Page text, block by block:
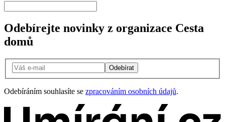
Odebírejte novinky z organizace Cesta
domů
Odebírat
Odebíráním souhlasíte se zpracováním osobních údajů.